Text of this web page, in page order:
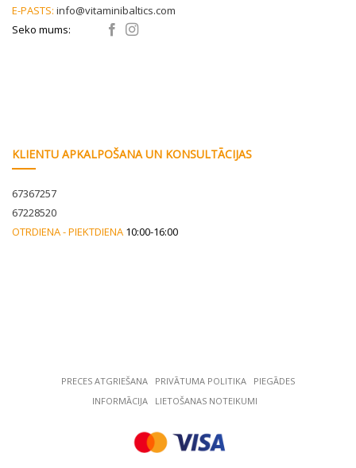
PRECES ATGRIEŠANA РRIVĀTUMA POLITIKA
PIEGĀDES
INFORMĀCIJA
LIETOŠANAS NOTEIKUMI
E-PASTS: info@vitaminibaltics.com
Seko mums:
KLIENTU APKALPOŠANA UN KONSULTĀCIJAS
67367257
67228520
OTRDIENA - PIEKTDIENA 10:00-16:00